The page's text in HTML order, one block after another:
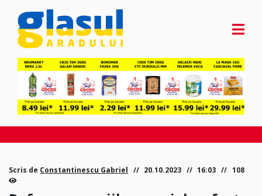
Scris de Constantinescu Gabriel 20.10.2023 16:03 108